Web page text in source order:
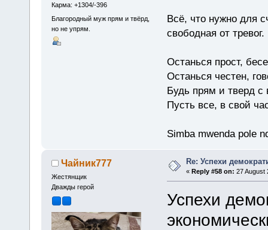
Карма: +1304/-396
Благородный муж прям и твёрд,
но не упрям.
Всё, что нужно для
свободная от
Останься прост,
Останься честен,
Будь прям и тверд с
Пусть все, в свой
Simba mwenda pole
Чайник777
Жестянщик
Дважды герой
Re: Успехи
«Reply #58 on: 27 August
Успехи